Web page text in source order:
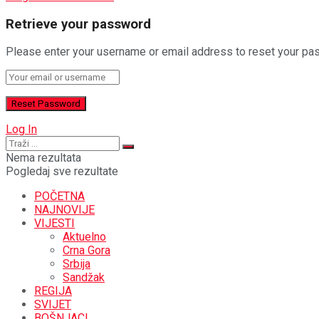
Retrieve your password
Please enter your username or email address to reset your
Log In
Nema rezultata
Pogledaj sve rezultate
POČETNA
NAJNOVIJE
VIJESTI
Aktuelno
Crna Gora
Srbija
Sandžak
REGIJA
SVIJET